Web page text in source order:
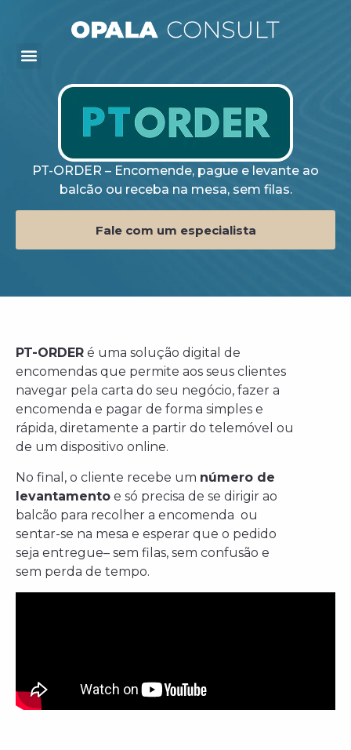
PT-ORDER – Encomende, pague e levante ao
balcão ou receba na mesa, sem filas.
Fale com um especialista
PT-ORDER é uma solução digital de
encomendas que permite aos seus clientes
navegar pela carta do seu negócio, fazer a
encomenda e pagar de forma simples e
rápida, diretamente a partir do telemóvel ou
de um dispositivo online.
No final, o cliente recebe um número de
levantamento e só precisa de se dirigir ao
balcão para recolher a encomenda ou
sentar-se na mesa e esperar que o pedido
seja entregue– sem filas, sem confusão e
sem perda de tempo.